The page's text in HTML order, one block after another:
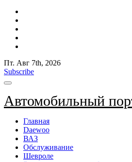
Пт. Авг 7th, 2026
Subscribe
Автомобильный
Главная
Daewoo
ВАЗ
Обслуживание
Шевроле